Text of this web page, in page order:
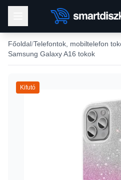
Főoldal Telefontok, mobiltelefon
Samsung Galaxy A16 tokok
Kifutó